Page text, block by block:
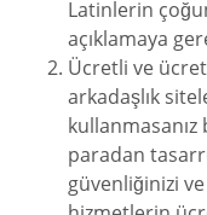
Latinlerin
açıklamaya
Ücretli ve
arkadaşlık
paradan
güvenliğinizi ve